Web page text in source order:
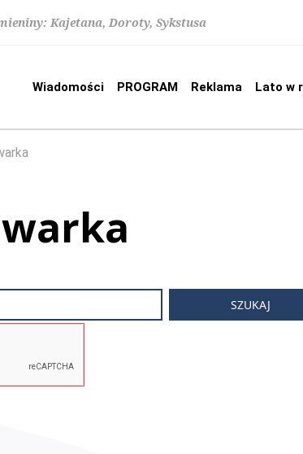
Kajetana, Doroty, Sykstusa
Wiadomości PROGRAM Reklama Lato w